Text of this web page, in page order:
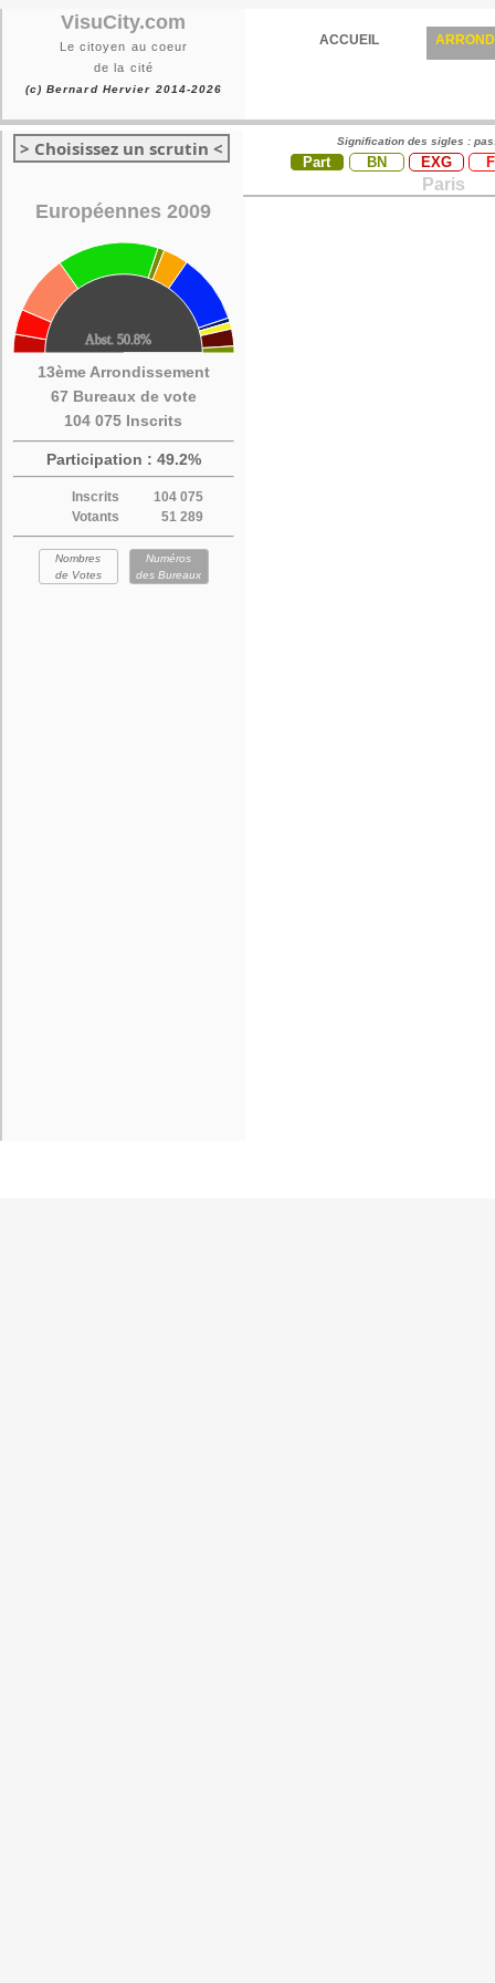
VisuCity.com
Le citoyen au coeur
de la cité
(c) Bernard Hervier 2014-2026
ACCUEIL
> Choisissez un scrutin <
Européennes 2009
13ème Arrondissement
67 Bureaux de vote
104 075 Inscrits
Participation : 49.2%
Inscrits
104 075
Votants
51 289
Nombres
de Votes
Numéros
des Bureaux
Signification des sigles :
Part BN EXG
Paris